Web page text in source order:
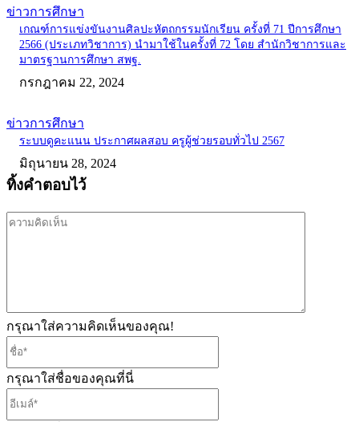
ข่าวการศึกษา
เกณฑ์การแข่งขันงานศิลปะหัตถกรรมนักเรียน ครั้งที่ 71 ปีการศึกษา
2566 (ประเภทวิชาการ) นำมาใช้ในครั้งที่ 72 โดย สำนักวิชาการและ
มาตรฐานการศึกษา สพฐ.
กรกฎาคม 22, 2024
ข่าวการศึกษา
ระบบดูคะแนน ประกาศผลสอบ ครูผู้ช่วยรอบทั่วไป 2567
มิถุนายน 28, 2024
ทิ้งคำตอบไว้
กรุณาใส่ความคิดเห็นของคุณ!
กรุณาใส่ชื่อของคุณที่นี่